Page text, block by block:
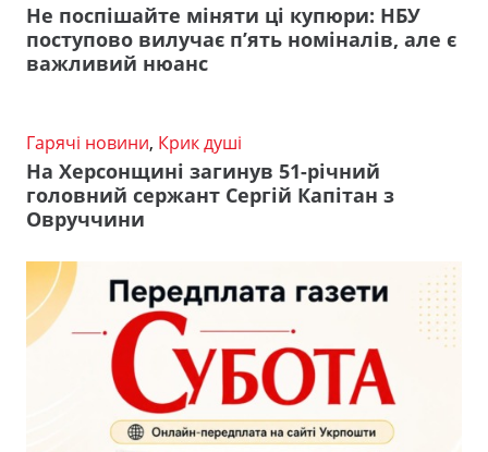
Не поспішайте міняти ці купюри: НБУ
поступово вилучає п’ять номіналів, але є
важливий нюанс
Гарячі новини, Крик душі
На Херсонщині загинув 51-річний
головний сержант Сергій Капітан з
Овруччини